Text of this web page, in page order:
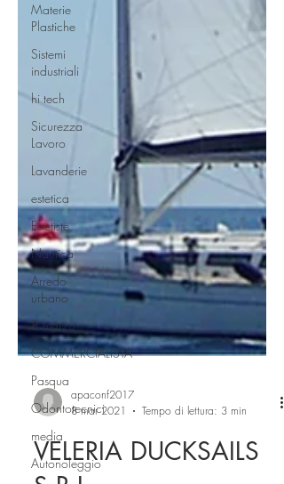
Materie
Plastiche
Sistemi
industriali
hi tech
Sicurezza
Lavoro
Lavanderie
estetica
Estetiste
Nautica
Arredo
urbano
8 marzo
COMMERCIALISTA
Pasqua
Odontotecnici
media
Autonoleggio
apaconf2017
8 mar 2021